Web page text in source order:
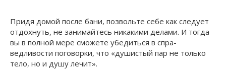
Придя домой после бани, по­звольте себе как следует
отдо­хнуть, не занимайтесь никаки­ми делами. И тогда
вы в полной мере сможете убедиться в спра­
ведливости поговорки, что «ду­шистый пар не только
тело, но и душу лечит».